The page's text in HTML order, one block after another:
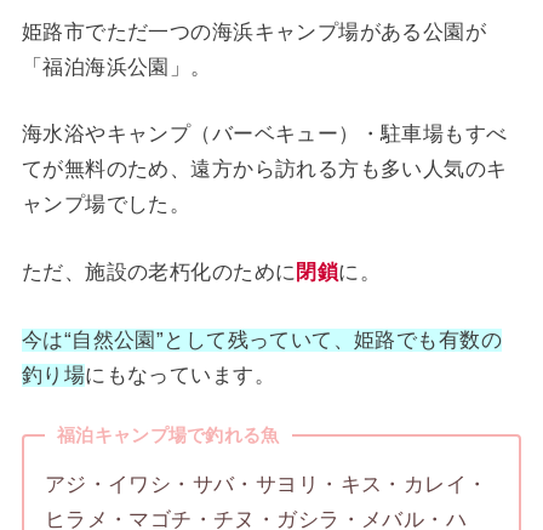
姫路市でただ一つの海浜キャンプ場がある公園が
「福泊海浜公園」。
海水浴やキャンプ（バーベキュー）・駐車場もすべ
てが無料のため、遠方から訪れる方も多い人気のキ
ャンプ場でした。
ただ、施設の老朽化のために閉鎖に。
今は“自然公園”として残っていて、姫路でも有数の
釣り場にもなっています。
福泊キャンプ場で釣れる魚
アジ・イワシ・サバ・サヨリ・キス・カレイ・
ヒラメ・マゴチ・チヌ・ガシラ・メバル・ハ